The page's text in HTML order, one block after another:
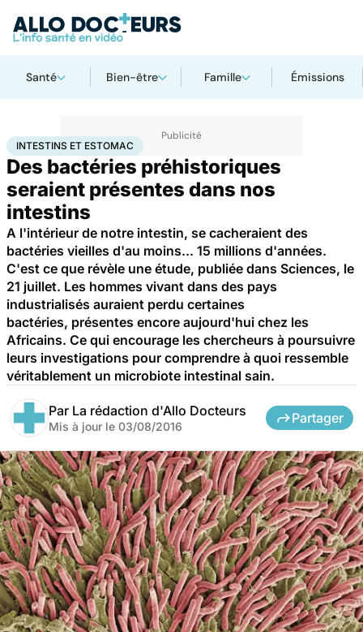
Santé Bien-être Famille Émissions
AccueilSantéMaladiesIntestins et estomac
INTESTINS ET ESTOMAC
Des bactéries préhistoriques
seraient présentes dans nos
intestins
A l'intérieur de notre intestin, se cacheraient des
bactéries vieilles d'au moins... 15 millions d'années.
C'est ce que révèle une étude, publiée dans Sciences, le
21 juillet. Les hommes vivant dans des pays
industrialisés auraient perdu certaines
bactéries, présentes encore aujourd'hui chez les
Africains. Ce qui encourage les chercheurs à poursuivre
leurs investigations pour comprendre à quoi ressemble
véritablement un microbiote intestinal sain.
Par La rédaction d'Allo Docteurs
Mis à jour le 03/08/2016
Partager